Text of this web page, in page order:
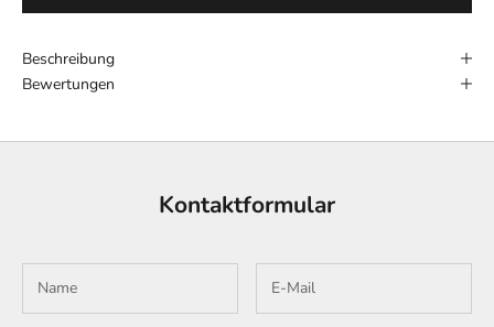
Beschreibung
Bewertungen
Kontaktformular